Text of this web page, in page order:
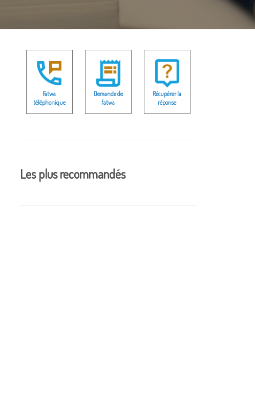
Fatwa
téléphonique
Demande de
fatwa
Récupérer la
réponse
Les plus recommandés